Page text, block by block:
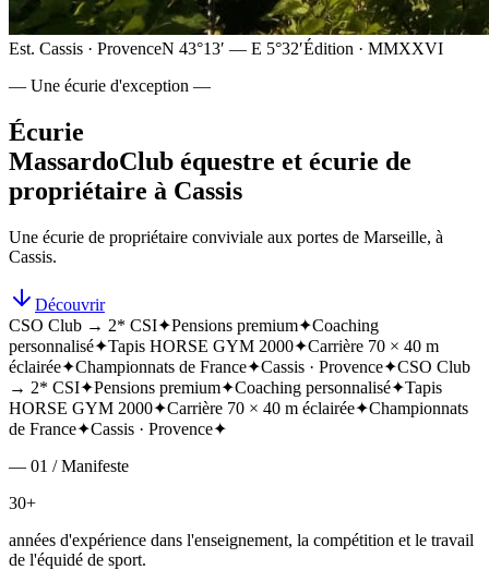
Est. Cassis · ProvenceN 43°13′ — E 5°32′Édition · MMXXVI
— Une écurie d'exception —
Écurie
MassardoClub équestre et écurie de
propriétaire à Cassis
Une écurie de propriétaire conviviale aux portes de Marseille, à
Cassis.
Découvrir
CSO Club → 2* CSI✦Pensions premium✦Coaching
personnalisé✦Tapis HORSE GYM 2000✦Carrière 70 × 40 m
éclairée✦Championnats de France✦Cassis · Provence✦CSO Club
→ 2* CSI✦Pensions premium✦Coaching personnalisé✦Tapis
HORSE GYM 2000✦Carrière 70 × 40 m éclairée✦Championnats
de France✦Cassis · Provence✦
— 01 / Manifeste
30+
années d'expérience dans l'enseignement, la compétition et le travail
de l'équidé de sport.